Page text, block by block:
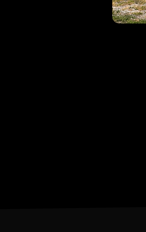
binnen Zuid-Holland, een rit door